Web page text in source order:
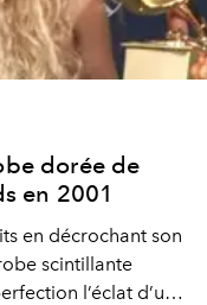
dorée de
en 2001
en décrochant son
scintillante
l’éclat d’une